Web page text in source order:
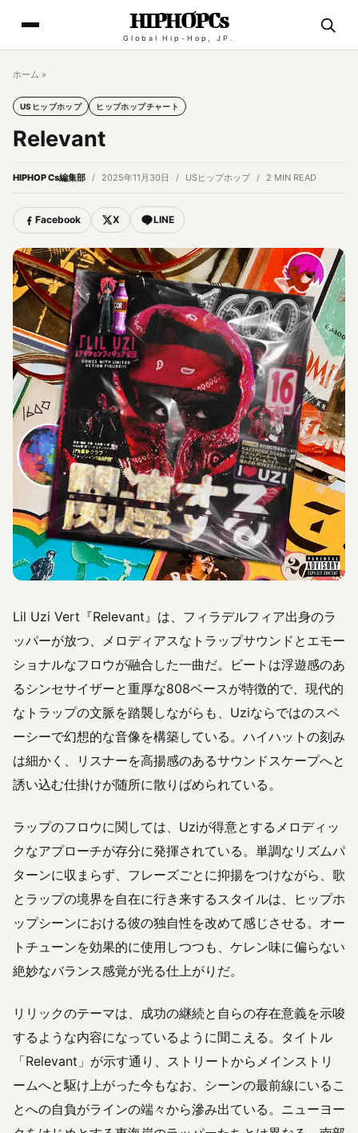
HIPHOPCs
Global Hip-Hop, JP.
ホーム »
USヒップホップ ヒップホップチャート
Relevant
HIPHOP Cs編集部 2025年11月30日 USヒップホップ 2 MIN READ
Facebook X LINE
Lil Uzi Vert『Relevant』は、フィラデルフィア出身のラ
ッパーが放つ、メロディアスなトラップサウンドとエモー
ショナルなフロウが融合した一曲だ。ビートは浮遊感のあ
るシンセサイザーと重厚な808ベースが特徴的で、現代的
なトラップの文脈を踏襲しながらも、Uziならではのスペ
ーシーで幻想的な音像を構築している。ハイハットの刻み
は細かく、リスナーを高揚感のあるサウンドスケープへと
誘い込む仕掛けが随所に散りばめられている。
ラップのフロウに関しては、Uziが得意とするメロディッ
クなアプローチが存分に発揮されている。単調なリズムパ
ターンに収まらず、フレーズごとに抑揚をつけながら、歌
とラップの境界を自在に行き来するスタイルは、ヒップホ
ップシーンにおける彼の独自性を改めて感じさせる。オー
トチューンを効果的に使用しつつも、ケレン味に偏らない
絶妙なバランス感覚が光る仕上がりだ。
リリックのテーマは、成功の継続と自らの存在意義を示唆
するような内容になっているように聞こえる。タイトル
「Relevant」が示す通り、ストリートからメインストリ
ームへと駆け上がった今もなお、シーンの最前線にいるこ
とへの自負がラインの端々から滲み出ている。ニューヨー